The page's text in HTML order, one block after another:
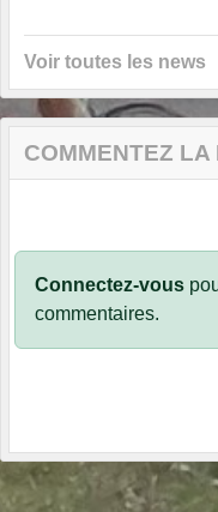
Voir toutes les news
COMMENTEZ LA
Connectez-vous
commentaires.